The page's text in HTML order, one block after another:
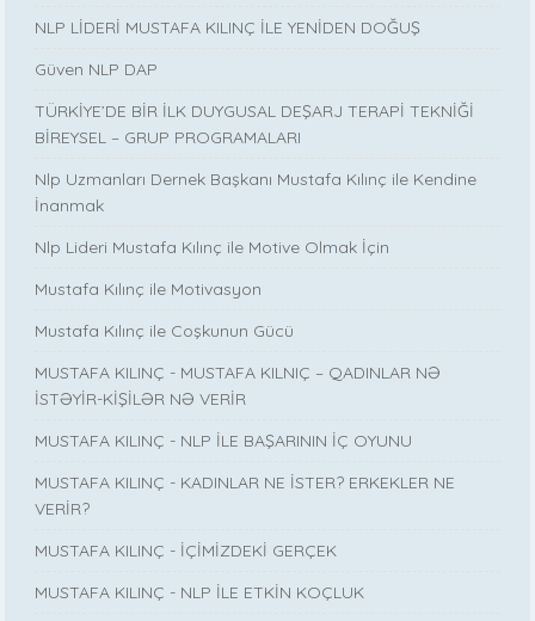
NLP LİDERİ MUSTAFA KILINÇ İLE YENİDEN DOĞUŞ
Güven NLP DAP
TÜRKİYE’DE BİR İLK DUYGUSAL DEŞARJ TERAPİ TEKNİĞİ
BİREYSEL – GRUP PROGRAMALARI
Nlp Uzmanları Dernek Başkanı Mustafa Kılınç ile Kendine
İnanmak
Nlp Lideri Mustafa Kılınç ile Motive Olmak İçin
Mustafa Kılınç ile Motivasyon
Mustafa Kılınç ile Coşkunun Gücü
MUSTAFA KILINÇ - MUSTAFA KILNIÇ – QADINLAR NƏ
İSTƏYİR-KİŞİLƏR NƏ VERİR
MUSTAFA KILINÇ - NLP İLE BAŞARININ İÇ OYUNU
MUSTAFA KILINÇ - KADINLAR NE İSTER? ERKEKLER NE
VERİR?
MUSTAFA KILINÇ - İÇİMİZDEKİ GERÇEK
MUSTAFA KILINÇ - NLP İLE ETKİN KOÇLUK